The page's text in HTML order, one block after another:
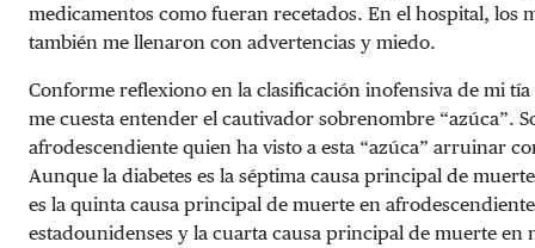
medicamentos como fueran recetados. En el hospital, los
también me llenaron con advertencias y miedo.
Conforme reflexiono en la clasificación inofensiva de mi tía
me cuesta entender el cautivador sobrenombre “azúca”.
afrodescendiente quien ha visto a esta “azúca” arruinar
Aunque la diabetes es la séptima causa principal de
es la quinta causa principal de muerte en
estadounidenses y la cuarta causa principal de muerte en